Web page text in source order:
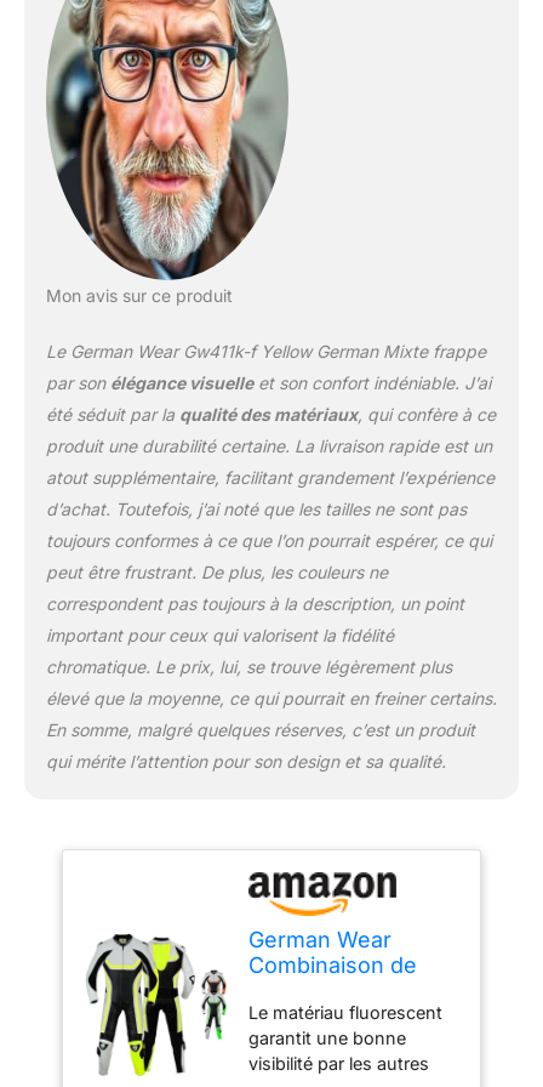
ouvertes en bas grâce à
une fermeture éclair,
pratique pour les bottes
de moto Les manches
peuvent être légèrement
ouvertes grâce à une
fermeture éclair, pratique
pour les gants
Genouillères amovibles
Mon avis sur ce produit
Le German Wear Gw411k-f Yellow German Mixte frappe
par son élégance visuelleet son confort indéniable. J’ai
été séduit par la qualité des matériaux, qui confère à ce
produit une durabilité certaine. La livraison rapide est un
atout supplémentaire, facilitant grandement l’expérience
d’achat. Toutefois, j’ai noté que les tailles ne sont pas
toujours conformes à ce que l’on pourrait espérer, ce qui
peut être frustrant. De plus, les couleurs ne
correspondent pas toujours à la description, un point
important pour ceux qui valorisent la fidélité
chromatique. Le prix, lui, se trouve légèrement plus
élevé que la moyenne, ce qui pourrait en freiner certains.
En somme, malgré quelques réserves, c’est un produit
qui mérite l’attention pour son design et sa qualité.
German Wear
Combinaison de
en cuir de vachette
véritable, taille :
58/3XL, couleur :
Le matériau fluorescent
garantit une bonne
visibilité par les autres